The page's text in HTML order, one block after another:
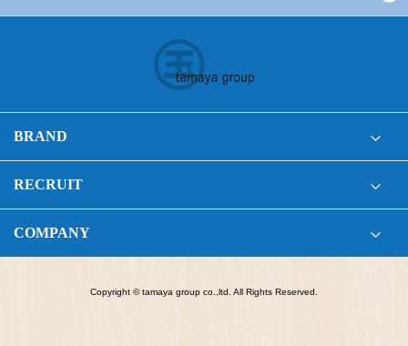
BRAND
RECRUIT
COMPANY
Copyright © tamaya group co.,ltd. All Rights Reserved.